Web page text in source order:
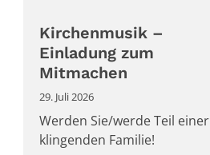
Kirchenmusik –
Einladung zum
Mitmachen
29. Juli 2026
Werden Sie/werde Teil einer
klingenden Familie!